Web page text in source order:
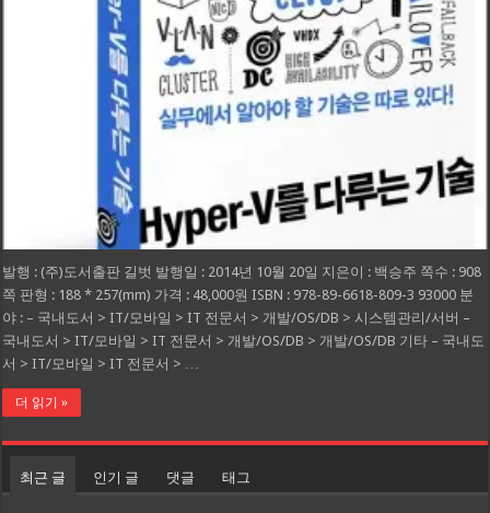
발행 : (주)도서출판 길벗 발행일 : 2014년 10월 20일 지은이 : 백승주 쪽수 : 908
쪽 판형 : 188 * 257(mm) 가격 : 48,000원 ISBN : 978-89-6618-809-3 93000 분
야 : – 국내도서 > IT/모바일 > IT 전문서 > 개발/OS/DB > 시스템관리/서버 –
국내도서 > IT/모바일 > IT 전문서 > 개발/OS/DB > 개발/OS/DB 기타 – 국내도
서 > IT/모바일 > IT 전문서 > …
더 읽기 »
최근 글 인기 글 댓글 태그